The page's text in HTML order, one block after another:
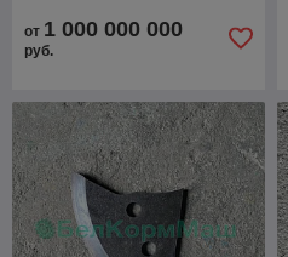
от 1 000 000 000
руб.